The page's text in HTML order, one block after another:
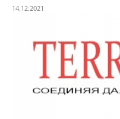
14.12.2021